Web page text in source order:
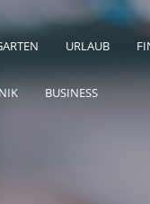
URLAUB
BUSINESS